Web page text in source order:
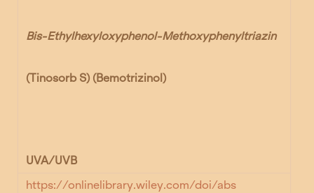
Bis-Ethylhexyloxyphenol-Methoxyphenyltriazin
(Tinosorb S) (Bemotrizinol)
UVA/UVB
https://onlinelibrary.wiley.com/doi/abs